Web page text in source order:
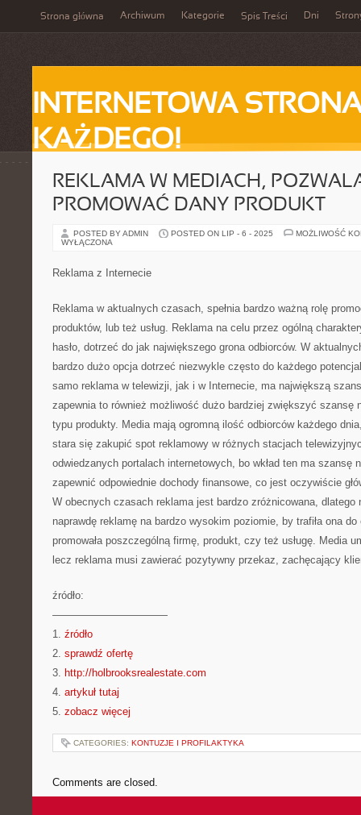
Strona główna Archiwum Kategorie Spis Treści Dni
INTERNETOWA
KAŻDEGO!
REKLAMA W MEDIACH,
PROMOWAĆ DANY PRODUKT
POSTED BY ADMIN POSTED ON LIP - 6 - 2025
MOŻLIWOŚĆ
WYŁĄCZONA
Reklama z Internecie
Reklama w aktualnych czasach, spełnia bardzo ważną rolę
produktów, lub też usług. Reklama na celu przez ogólną
hasło, dotrzeć do jak największego grona odbiorców. W
bardzo dużo opcja dotrzeć niezwykle często do każdego
samo reklama w telewizji, jak i w Internecie, ma największą
zapewnia to również możliwość dużo bardziej zwiększyć szansę
typu produkty. Media mają ogromną ilość odbiorców każdego
stara się zakupić spot reklamowy w różnych stacjach
odwiedzanych portalach internetowych, bo wkład ten ma szansę
zapewnić odpowiednie dochody finansowe, co jest oczywiście
W obecnych czasach reklama jest bardzo zróżnicowana, dlatego
naprawdę reklamę na bardzo wysokim poziomie, by trafiła ona
promowała poszczególną firmę, produkt, czy też usługę. Media
lecz reklama musi zawierać pozytywny przekaz, zachęcający
źródło:
———————————
1. źródło
2. sprawdź ofertę
3. http://holbrooksrealestate.com
4. artykuł tutaj
5. zobacz więcej
CATEGORIES: KONTUZJE I PROFILAKTYKA
Comments are closed.